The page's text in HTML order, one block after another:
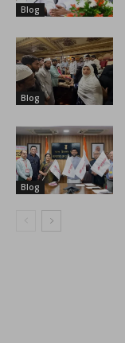
Blog
Blog
Blog